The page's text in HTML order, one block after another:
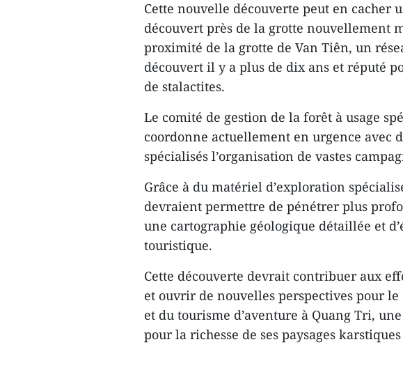
Cette nouvelle découverte peut en cacher
découvert près de la grotte nouvellement
proximité de la grotte de Van Tiên, un
découvert il y a plus de dix ans et réputé
de stalactites.
Le comité de gestion de la forêt à usage
coordonne actuellement en urgence avec
spécialisés l’organisation de vastes
Grâce à du matériel d’exploration
devraient permettre de pénétrer plus
une cartographie géologique détaillée et
touristique.
Cette découverte devrait contribuer aux
et ouvrir de nouvelles perspectives pour
et du tourisme d’aventure à Quang Tri,
pour la richesse de ses paysages